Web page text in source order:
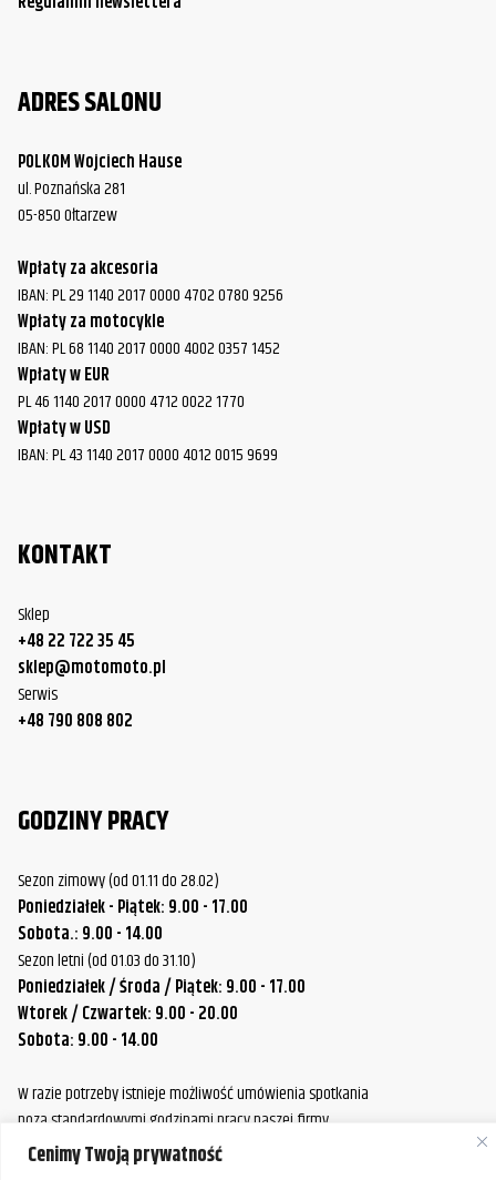
Cenimy Twoją prywatność
ADRES SALONU
POLKOM Wojciech Hause
ul. Poznańska 281
05-850 Ołtarzew
Wpłaty za akcesoria
IBAN: PL 29 1140 2017 0000 4702 0780 9256
Wpłaty za motocykle
IBAN: PL 68 1140 2017 0000 4002 0357 1452
Wpłaty w EUR
PL 46 1140 2017 0000 4712 0022 1770
Wpłaty w USD
IBAN: PL 43 1140 2017 0000 4012 0015 9699
KONTAKT
Sklep
+48 22 722 35 45
sklep@motomoto.pl
Serwis
+48 790 808 802
GODZINY PRACY
Sezon zimowy (od 01.11 do 28.02)
Poniedziałek - Piątek: 9.00 - 17.00
Sobota.: 9.00 - 14.00
Sezon letni (od 01.03 do 31.10)
Poniedziałek / Środa / Piątek: 9.00 - 17.00
Wtorek / Czwartek: 9.00 - 20.00
Sobota: 9.00 - 14.00
W razie potrzeby istnieje możliwość umówienia spotkania
poza standardowymi godzinami pracy naszej firmy.
Prosimy o wcześniejszy kontakt, aby ustalić dogodny termin.